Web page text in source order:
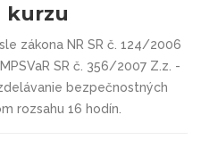
kurzu
zákona NR SR č. 124/2006
SR č. 356/2007 Z.z. -
bezpečnostných
rozsahu 16 hodín.